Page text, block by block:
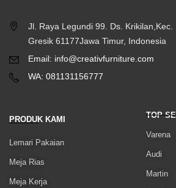
Jl. Raya Legundi 99. Ds. Krikilan,Kec.
Gresik 61177Jawa Timur, Indonesia
Email: info@creativfurniture.com
WA: 081131156777
PRODUK KAMI
Lemari Pakaian
Meja Rias
Meja Kerja
TOP
Varena
Audi
Martin